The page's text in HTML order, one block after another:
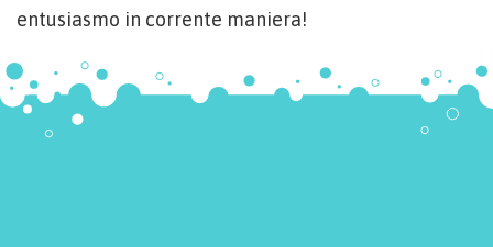
entusiasmo in corrente maniera!